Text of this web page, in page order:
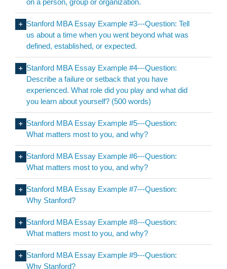
on a person, group or organization.
Stanford MBA Essay Example #3---Question: Tell
us about a time when you went beyond what was
defined, established, or expected.
Stanford MBA Essay Example #4---Question:
Describe a failure or setback that you have
experienced. What role did you play and what did
you learn about yourself? (500 words)
Stanford MBA Essay Example #5---Question:
What matters most to you, and why?
Stanford MBA Essay Example #6---Question:
What matters most to you, and why?
Stanford MBA Essay Example #7---Question:
Why Stanford?
Stanford MBA Essay Example #8---Question:
What matters most to you, and why?
Stanford MBA Essay Example #9---Question:
Why Stanford?